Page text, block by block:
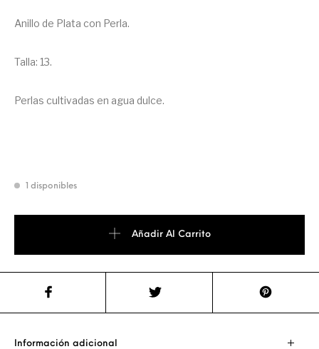
Anillo de Plata con Perla.
Talla: 13.
Perlas cultivadas en agua dulce.
1 disponibles
Añadir Al Carrito
Información adicional